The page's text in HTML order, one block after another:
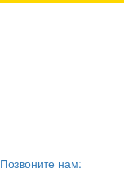
Позвоните нам: